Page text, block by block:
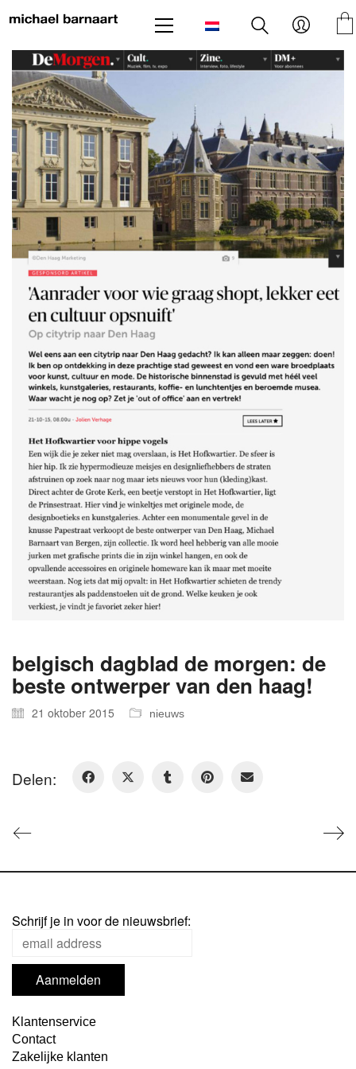
belgisch dagblad de morgen: de
beste ontwerper van den haag!
21 oktober 2015 nieuws
Delen:
Schrijf je in voor de nieuwsbrief:
Klantenservice
Contact
Zakelijke klanten